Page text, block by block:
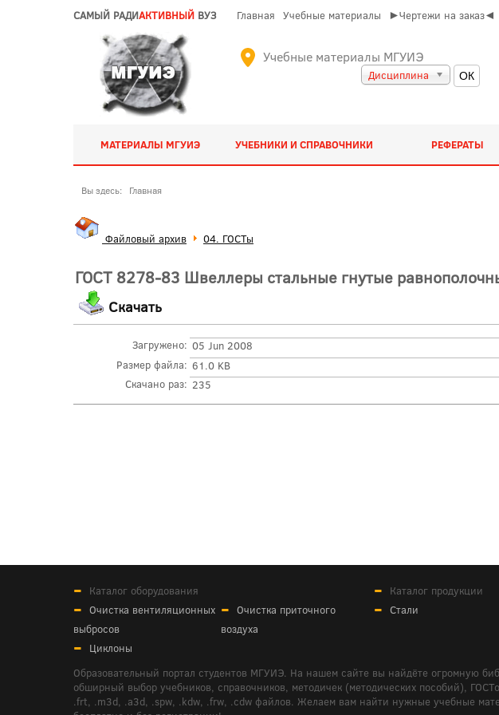
САМЫЙ РАДИАКТИВНЫЙ ВУЗ Главная Учебные материалы ►Чертежи на заказ◄
Учебные материалы МГУИЭ
Дисциплина
МАТЕРИАЛЫ МГУИЭ УЧЕБНИКИ И СПРАВОЧНИКИ РЕФЕРАТЫ
Вы здесь: Главная
Файловый архив 04. ГОСТы
ГОСТ 8278-83 Швеллеры стальные гнутые
Скачать
Загружено: 05 Jun 2008
Размер файла: 61.0 KB
Скачано раз: 235
Каталог оборудования
Очистка вентиляционных
выбросов
Очистка приточного
воздуха
Циклоны
Каталог продукции
Стали
Образовательный портал студентов МГУИЭ. На нашем сайте вы найдёте огромную
обширный выбор учебников, справочников, методичек (методических пособий),
.frt, .m3d, .a3d, .spw, .kdw, .frw, .cdw файлов. Желаем вам найти нужные учебные